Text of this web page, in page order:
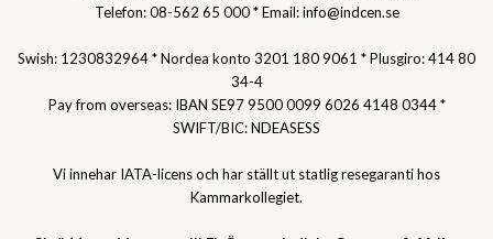
Telefon: 08-562 65 000 * Email: info@indcen.se
Swish: 1230832964 * Nordea konto 3201 180 9061 * Plusgiro: 414 80
34-4
Pay from overseas: IBAN SE97 9500 0099 6026 4148 0344 *
SWIFT/BIC: NDEASESS
Vi innehar IATA-licens och har ställt ut statlig resegaranti hos
Kammarkollegiet.